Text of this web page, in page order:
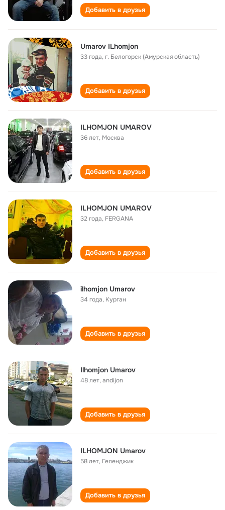
Добавить в друзья
Umarоv ILhomjon
33 года,г. Белогорск (Амурская область)
Добавить в друзья
ILHOMJON UMAROV
36 лет, Москва
Добавить в друзья
ILHOMJON UMAROV
32 года, FERGANA
Добавить в друзья
ilhomjon Umarov
34 года, Курган
Добавить в друзья
Ilhomjon Umarov
48 лет,andijon
Добавить в друзья
ILHOMJON Umarov
58 лет, Геленджик
Добавить в друзья